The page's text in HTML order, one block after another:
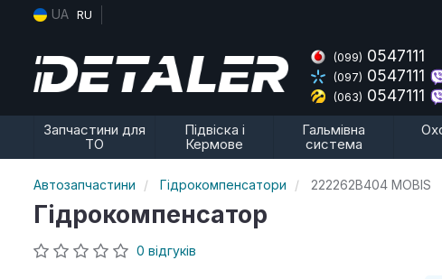
UA RU
(099) 0547111
(097) 0547111
(063) 0547111
Запчастини для
ТО
Підвіска і
Кермове
Гальмівна
система
Автозапчастини Гідрокомпенсатори 222262B404 MOBIS
Гідрокомпенсатор
0 відгуків